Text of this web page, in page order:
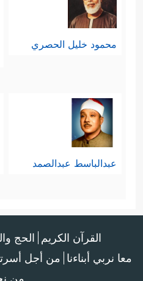
محمود خليل الحصري
عبدالباسط عبدالصمد
القرآن الكريم الحج
معا نربي أبناءنا من أجل
من